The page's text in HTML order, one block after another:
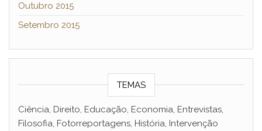
Outubro 2015
Setembro 2015
TEMAS
Ciência, Direito, Educação, Economia, Entrevistas,
Filosofia, Fotorreportagens, História, Intervenção